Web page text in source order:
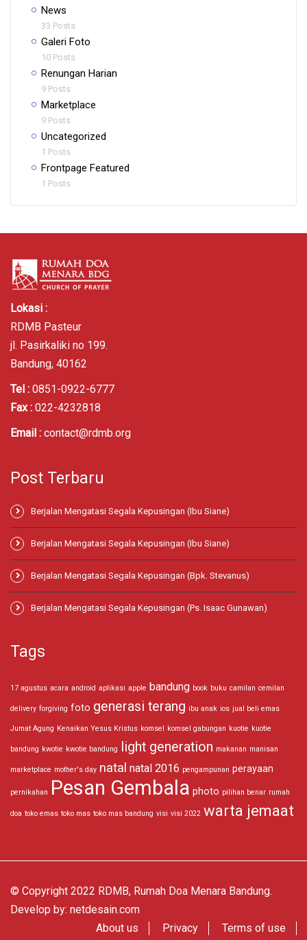
News
33 Posts
Galeri Foto
10 Posts
Renungan Harian
9 Posts
Marketplace
9 Posts
Uncategorized
1 Posts
Frontpage Featured
1 Posts
Lokasi :
RDMB Pasteur
jl. Pasirkaliki no 199.
Bandung, 40162
Tel : 0851-0922-6777
Fax : 022-4232818
Email : contact@rdmb.org
Post Terbaru
Berjalan Mengatasi Segala Kepusingan (Ibu Siane)
Berjalan Mengatasi Segala Kepusingan (Ibu Siane)
Berjalan Mengatasi Segala Kepusingan (Bpk. Stevanus)
Berjalan Mengatasi Segala Kepusingan (Ps. Isaac Gunawan)
Tags
17 agustus acara android aplikasi apple bandung book buku camilan cemilan
delivery forgiving foto generasi terang ibu anak ios jual beli emas
Jumat Agung Kenaikan Yesus Kristus komsel komsel gabungan kuotie kuotie
bandung kwotie kwotie bandung light generation makanan manisan
marketplace mother's day natal natal 2016 pengampunan perayaan
pernikahan Pesan Gembala photo pilihan benar rumah
doa toko emas toko mas toko mas bandung visi visi 2022 warta jemaat
© Copyright 2022 RDMB, Rumah Doa Menara Bandung.
Develop by: netdesain.com
About us
Privacy Terms of use